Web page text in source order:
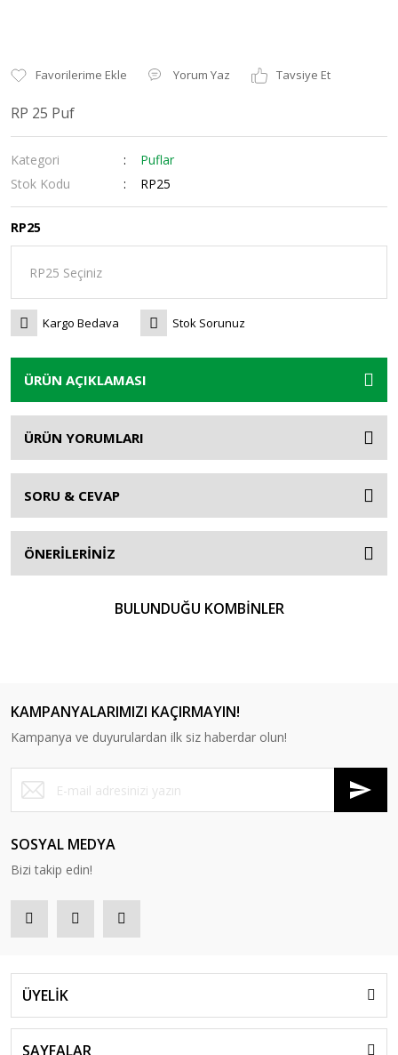
Yorum Yaz Tavsiye Et
RP 25 Puf
Kategori
Puflar
Stok Kodu
RP25
RP25
Kargo Bedava Stok Sorunuz
ÜRÜN AÇIKLAMASI
ÜRÜN YORUMLARI
SORU & CEVAP
ÖNERİLERİNİZ
BULUNDUĞU KOMBİNLER
RP 25 Puf RP 26 Puf RP 27 Puf
RP 29 Puf
KAMPANYALARIMIZI KAÇIRMAYIN!
Kampanya ve duyurulardan ilk siz haberdar olun!
SOSYAL MEDYA
Bizi takip edin!
ÜYELİK
SAYFALAR